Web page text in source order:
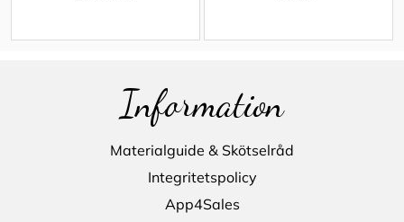
Information
Materialguide & Skötselråd
Integritetspolicy
App4Sales